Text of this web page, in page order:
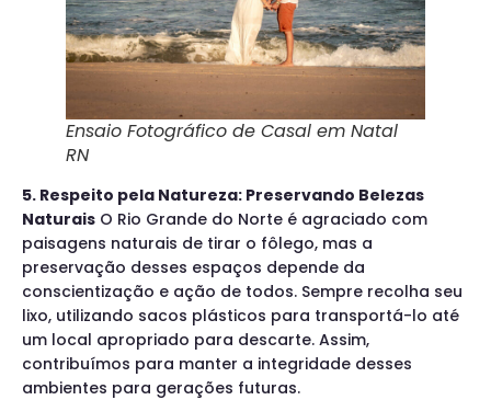
Ensaio Fotográfico de Casal em Natal
RN
5. Respeito pela Natureza: Preservando Belezas
Naturais O Rio Grande do Norte é agraciado com
paisagens naturais de tirar o fôlego, mas a
preservação desses espaços depende da
conscientização e ação de todos. Sempre recolha seu
lixo, utilizando sacos plásticos para transportá-lo até
um local apropriado para descarte. Assim,
contribuímos para manter a integridade desses
ambientes para gerações futuras.